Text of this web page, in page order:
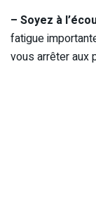
– Soyez à
fatigue
vous arrêter aux